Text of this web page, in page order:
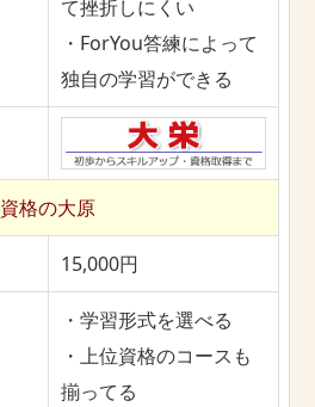
て挫折しにくい
・ForYou答練によって
独自の学習ができる
資格の大原
15,000円
・学習形式を選べる
・上位資格のコースも
揃ってる